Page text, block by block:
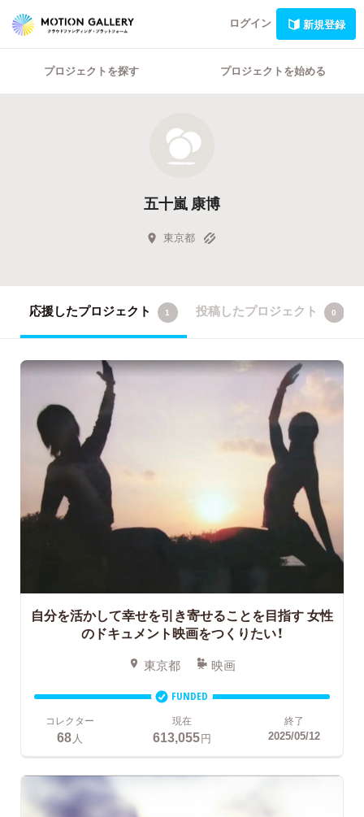
ログイン 新規登録
プロジェクトを探す プロジェクトを始める
五十嵐 康博
東京都
応援したプロジェクト 1 投稿したプロジェクト 0
自分を活かして幸せを引き寄せることを目指す女性
のドキュメント映画をつくりたい！
東京都 映画
FUNDED
コレクター
68 人
現在
613,055円
終了
2025/05/12